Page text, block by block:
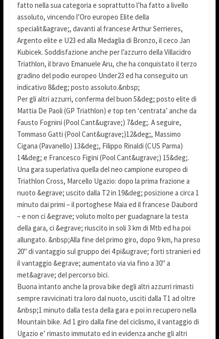
fatto nella sua categoria e soprattutto l’ha fatto a livello
assoluto, vincendo l’Oro europeo Elite della
specialit&agrave;, davanti al francese Arthur Serrieres,
Argento elite e U23 ed alla Medaglia di Bronzo, il ceco Jan
Kubicek. Soddisfazione anche per l’azzurro della Villacidro
Triathlon, il bravo Emanuele Aru, che ha conquistato il terzo
gradino del podio europeo Under23 ed ha conseguito un
indicativo 8&deg; posto assoluto.&nbsp;
Per gli altri azzurri, conferma del buon 5&deg; posto elite di
Mattia De Paoli (GP Triathlon) e top ten ‘centrata’ anche da
Fausto Fognini (Pool Cant&ugrave;) 7&deg;. A seguire,
Tommaso Gatti (Pool Cant&ugrave;)12&deg;, Massimo
Cigana (Pavanello) 13&deg;, Filippo Rinaldi (CUS Parma)
14&deg; e Francesco Figini (Pool Cant&ugrave;) 15&deg;.
Una gara superlativa quella del neo campione europeo di
Triathlon Cross, Marcello Ugazio: dopo la prima frazione a
nuoto &egrave; uscito dalla T2 in 19&deg; posizione a circa 1
minuto dai primi – il portoghese Maia ed il francese Daubord
– e non ci &egrave; voluto molto per guadagnare la testa
della gara, ci &egrave; riuscito in soli 3 km di Mtb ed ha poi
allungato. &nbsp;Alla fine del primo giro, dopo 9 km, ha preso
20" di vantaggio sul gruppo dei 4 pi&ugrave; forti stranieri ed
il vantaggio &egrave; aumentato via via fino a 30" a
met&agrave; del percorso bici.
Buona intanto anche la prova bike degli altri azzurri rimasti
sempre ravvicinati tra loro dal nuoto, usciti dalla T1 ad oltre
&nbsp;1 minuto dalla testa della gara e poi in recupero nella
Mountain bike. Ad 1 giro dalla fine del ciclismo, il vantaggio di
Ugazio e’ rimasto immutato ed in evidenza anche gli altri